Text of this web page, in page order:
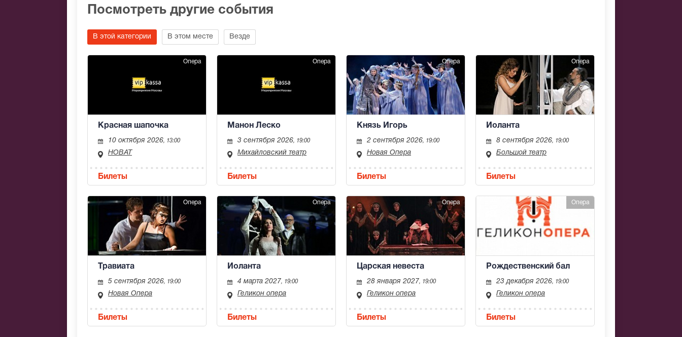
Посмотреть другие события
В этой категории В этом месте Везде
Опера
Красная шапочка
10 октября 2026, 13:00
НОВАТ
Билеты
Опера
Манон Леско
3 сентября 2026, 19:00
Михайловский театр
Билеты
Опера
Князь Игорь
2 сентября 2026, 19:00
Новая Опера
Билеты
Опера
Иоланта
8 сентября 2026, 19:00
Большой театр
Билеты
Опера
Травиата
5 сентября 2026, 19:00
Новая Опера
Билеты
Опера
Иоланта
4 марта 2027, 19:00
Геликон опера
Билеты
Опера
Царская невеста
28 января 2027, 19:00
Геликон опера
Билеты
Опера
Рождественский бал
23 декабря 2026, 19:00
Геликон опера
Билеты